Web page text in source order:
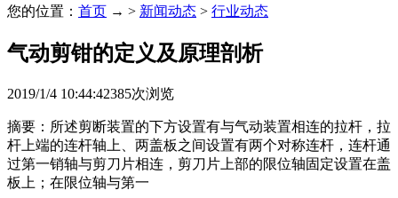
您的位置： 首页 → > 新闻动态 > 行业动态
气动剪钳的定义及原理剖析
2019/1/4 10:44:42385次浏览
摘要：所述剪断装置的下方设置有与气动装置相连的拉杆，拉
杆上端的连杆轴上、两盖板之间设置有两个对称连杆，连杆通
过第一销轴与剪刀片相连，剪刀片上部的限位轴固定设置在盖
板上；在限位轴与第一